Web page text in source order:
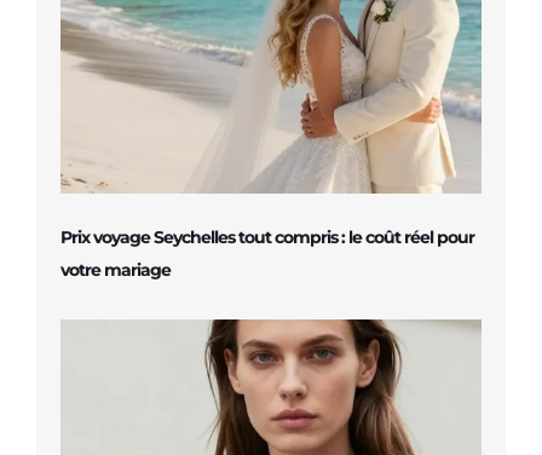
Prix voyage Seychelles tout compris : le coût réel pour
votre mariage